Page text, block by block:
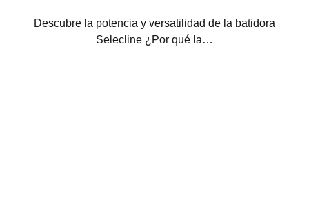
Descubre la potencia y versatilidad de la batidora
Selecline ¿Por qué la…